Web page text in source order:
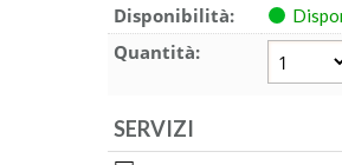
Disponibilità:
Quantità:
SERVIZI